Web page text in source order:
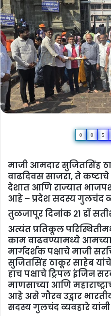
0 0 5
माजी आमदार सुजितसिंह
वाढदिवस साजरा, ते
देशात आणि राज्यात
आहे – प्रदेश सदस्य गुलचंद
तुळजापूर दिनांक २१ डॉ
अत्यंत प्रतिकूल
काम वाढवण्यामध्ये
मार्गदर्शक पक्षाचे माजी
सुजितसिंह ठाकूर साहेब
हाच पक्षाचे ट्रिपल इंजिन
माणसाच्या आणि
आहे असे गौरव उद्गार
सदस्य गुलचंद व्यवहारे